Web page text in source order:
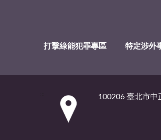
打擊綠能犯罪專區 特定涉外
100206 臺北市中